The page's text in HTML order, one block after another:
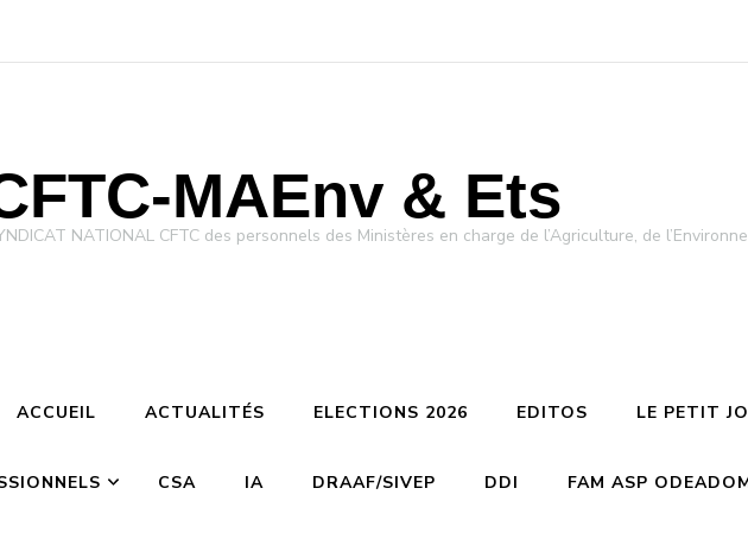
MAEnv & Ets
NATIONAL CFTC des personnels des Ministères en charge de l’Agriculture, de
ACCUEIL ACTUALITÉS ELECTIONS 2026 EDITOS LE PETIT
CSA IA DRAAF/SIVEP DDI FAM ASP